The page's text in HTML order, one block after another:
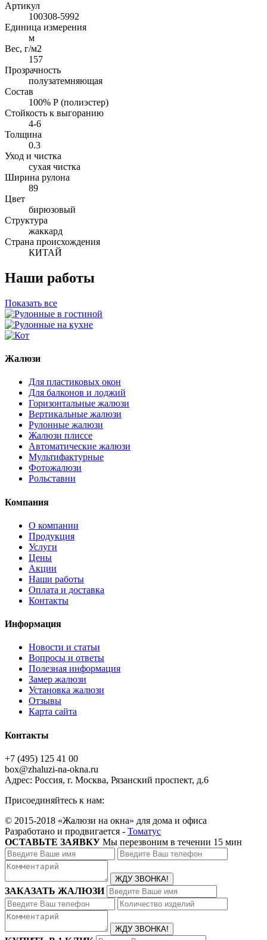
Артикул
100308-5992
Единица измерения
м
Вес, г/м2
157
Прозрачность
полузатемняющая
Состав
100% Р (полиэстер)
Стойкость к выгоранию
4-6
Толщина
0.3
Уход и чистка
сухая чистка
Ширина рулона
89
Цвет
бирюзовый
Структура
жаккард
Страна происхождения
КИТАЙ
Наши работы
Показать все
Жалюзи
Для пластиковых окон
Для балконов и лоджий
Горизонтальные жалюзи
Вертикальные жалюзи
Рулонные жалюзи
Жалюзи плиссе
Автоматические жалюзи
Мультифактурные
Фотожалюзи
Рольставни
Компания
О компании
Продукция
Услуги
Цены
Акции
Наши работы
Оплата и доставка
Контакты
Информация
Новости и статьи
Вопросы и ответы
Полезная информация
Замер жалюзи
Установка жалюзи
Отзывы
Карта сайта
Контакты
+7 (495) 125 41 00
box@zhaluzi-na-okna.ru
Адрес: Россия, г. Москва, Рязанский проспект, д.6
Присоединяйтесь к нам:
© 2015-2018 «Жалюзи на окна» для дома и офиса
Разработано и продвигается - Томатус
ОСТАВЬТЕ ЗАЯВКУ Мы перезвоним в течении 15 мин
ЗАКАЗАТЬ ЖАЛЮЗИ